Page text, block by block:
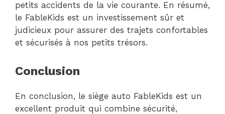
petits accidents de la vie courante. En résumé,
le FableKids est un investissement sûr et
judicieux pour assurer des trajets confortables
et sécurisés à nos petits trésors.
Conclusion
En conclusion, le siège auto FableKids est un
excellent produit qui combine sécurité,